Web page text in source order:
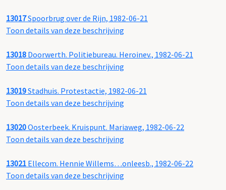
13017Spoorbrug over de Rijn, 1982-06-21
Toon details van deze beschrijving
13018 Doorwerth. Politiebureau. Heroinev., 1982-06-21
Toon details van deze beschrijving
13019Stadhuis. Protestactie, 1982-06-21
Toon details van deze beschrijving
13020Oosterbeek. Kruispunt. Mariaweg, 1982-06-22
Toon details van deze beschrijving
13021 Ellecom. Hennie Willems…onleesb., 1982-06-22
Toon details van deze beschrijving